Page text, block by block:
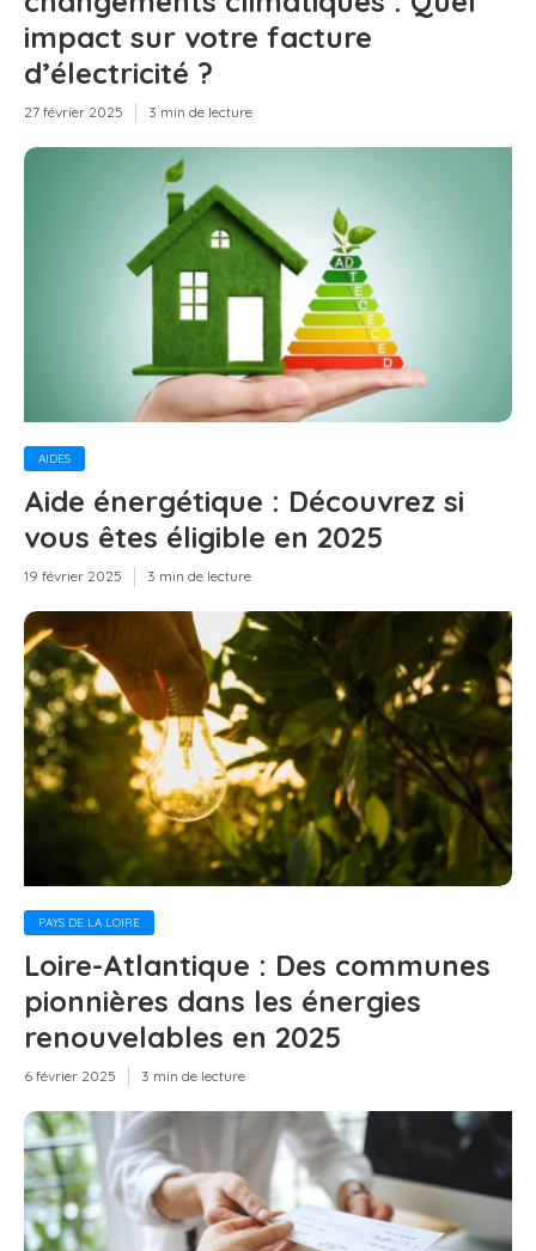
impact sur votre facture
d’électricité ?
27 février 2025 3 min de lecture
AIDES
Aide énergétique : Découvrez si
vous êtes éligible en 2025
19 février 2025 3 min de lecture
PAYS DE LA LOIRE
Loire-Atlantique : Des communes
pionnières dans les énergies
renouvelables en 2025
6 février 2025 3 min de lecture